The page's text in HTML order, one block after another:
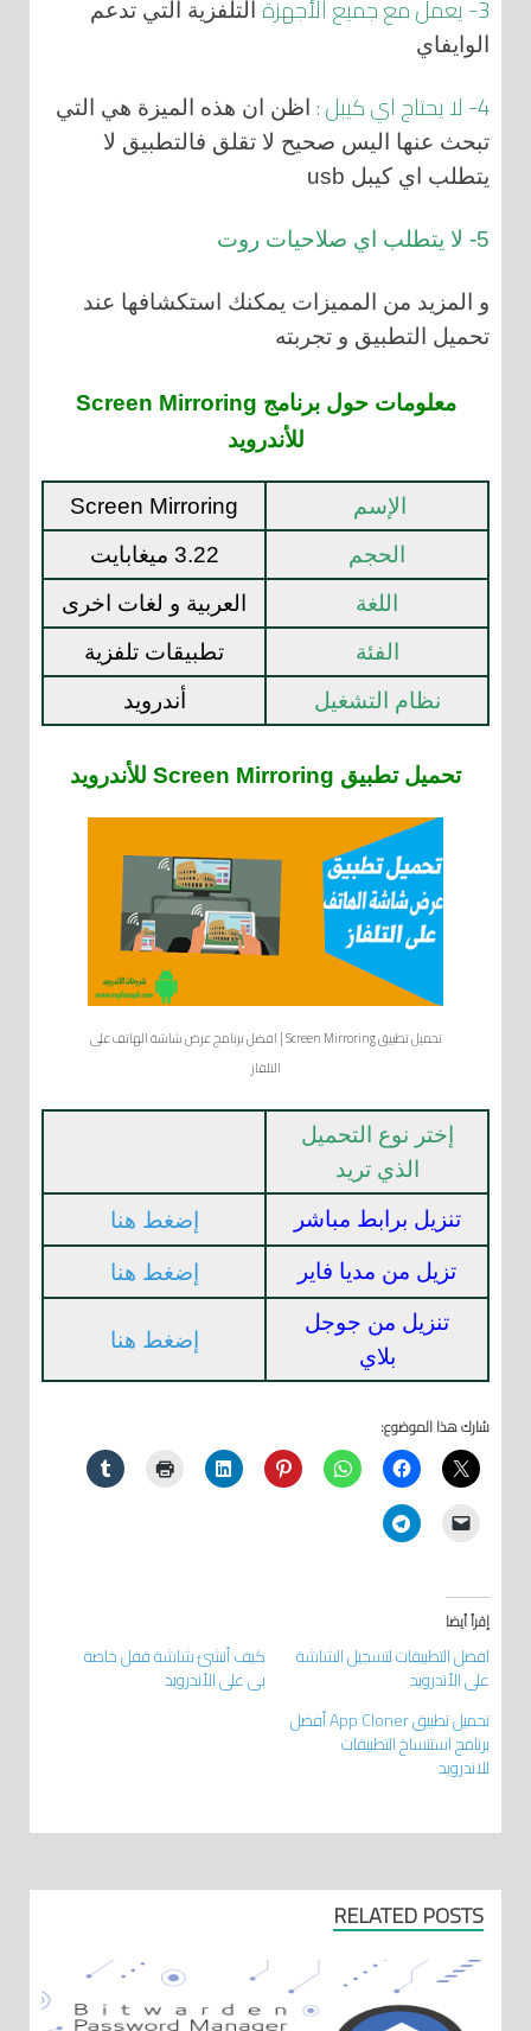
3- يعمل مع جميع الأجهزة
التلفزية التي تدعم
الوايفاي
4- لا يحتاج اي كيبل :
اظن ان هذه الميزة هي التي
تبحث عنها اليس صحيح لا تقلق فالتطبيق لا
يتطلب اي كيبل usb
5- لا يتطلب اي صلاحيات روت
و المزيد من المميزات يمكنك استكشافها عند
تحميل التطبيق و تجربته
معلومات حول برنامج Screen Mirroring
للأندرويد
الإسم
Screen Mirroring
الحجم
3.22 ميغابايت
اللغة
العربية و لغات اخرى
الفئة
تطبيقات تلفزية
نظام التشغيل
أندرويد
تحميل تطبيق Screen Mirroring للأندرويد
تحميل تطبيق Screen Mirroring | افضل برنامج عرض شاشة الهاتف على
التلفاز
إختر نوع التحميل
الذي تريد
تنزيل برابط مباشر
إضغط هنا
تزيل من مديا فاير
إضغط هنا
تنزيل من جوجل
بلاي
إضغط هنا
شارك هذا الموضوع:
إقرأ أيضا
افضل التطبيقات لتسجيل الشاشة
على الأندرويد
كيف أنشئ شاشة قفل خاصة
بي على الأندرويد
تحميل تطبيق App Cloner أفضل
برنامج استنساخ التطبيقات
للاندرويد
RELATED POSTS